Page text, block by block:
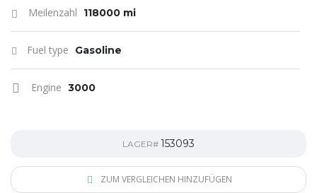
Meilenzahl 118000 mi
Fuel type Gasoline
Engine 3000
LAGER# 153093
ZUM VERGLEICHEN HINZUFÜGEN